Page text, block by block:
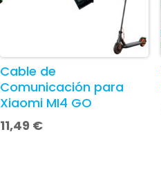
Cable de
Comunicación para
Xiaomi MI4 GO
11,49 €